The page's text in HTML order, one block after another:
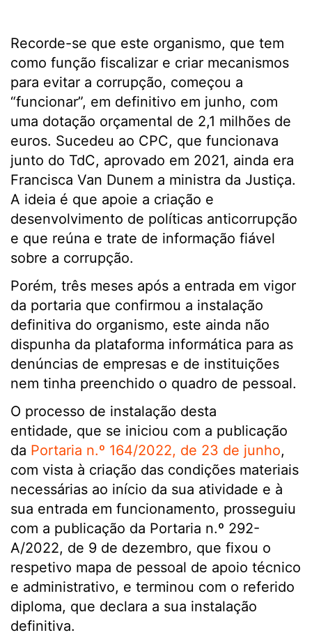
Recorde-se que este organismo, que tem
como função fiscalizar e criar mecanismos
para evitar a corrupção, começou a
“funcionar”, em definitivo em junho, com
uma dotação orçamental de 2,1 milhões de
euros. Sucedeu ao CPC, que funcionava
junto do TdC, aprovado em 2021, ainda era
Francisca Van Dunem a ministra da Justiça.
A ideia é que apoie a criação e
desenvolvimento de políticas anticorrupção
e que reúna e trate de informação fiável
sobre a corrupção.
Porém, três meses após a entrada em vigor
da portaria que confirmou a instalação
definitiva do organismo, este ainda não
dispunha da plataforma informática para as
denúncias de empresas e de instituições
nem tinha preenchido o quadro de pessoal.
O processo de instalação desta
entidade, que se iniciou com a publicação
da Portaria n.º 164/2022, de 23 de junho,
com vista à criação das condições materiais
necessárias ao início da sua atividade e à
sua entrada em funcionamento, prosseguiu
com a publicação da Portaria n.º 292-
A/2022, de 9 de dezembro, que fixou o
respetivo mapa de pessoal de apoio técnico
e administrativo, e terminou com o referido
diploma, que declara a sua instalação
definitiva.